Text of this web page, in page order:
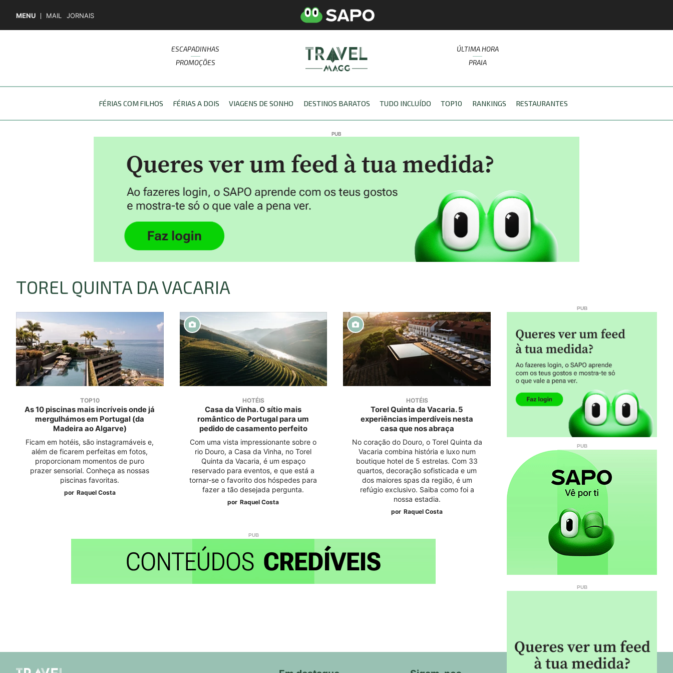
MENU MAIL JORNAIS
ESCAPADINHAS
PROMOÇÕES
ÚLTIMA HORA
PRAIA
FÉRIAS COM FILHOS FÉRIAS A DOIS VIAGENS DE SONHO DESTINOS BARATOS TUDO INCLUÍDO TOP10 RANKINGS RESTAURANTES
TOREL QUINTA DA VACARIA
TOP10
As 10 piscinas mais incríveis onde já
mergulhámos em Portugal (da
Madeira ao Algarve)
Ficam em hotéis, são instagramáveis e,
além de ficarem perfeitas em fotos,
proporcionam momentos de puro
prazer sensorial. Conheça as nossas
piscinas favoritas.
por Raquel Costa
HOTÉIS
Casa da Vinha. O sítio mais
romântico de Portugal para um
pedido de casamento perfeito
Com uma vista impressionante sobre o
rio Douro, a Casa da Vinha, no Torel
Quinta da Vacaria, é um espaço
reservado para eventos, e que está a
tornar-se o favorito dos hóspedes para
fazer a tão desejada pergunta.
por Raquel Costa
HOTÉIS
Torel Quinta da Vacaria. 5
experiências imperdíveis nesta
casa que nos abraça
No coração do Douro, o Torel Quinta da
Vacaria combina história e luxo num
boutique hotel de 5 estrelas. Com 33
quartos, decoração sofisticada e um
dos maiores spas da região, é um
refúgio exclusivo. Saiba como foi a
nossa estadia.
por Raquel Costa